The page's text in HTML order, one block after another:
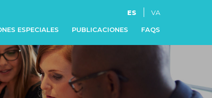
ES VA
ESPECIALES PUBLICACIONES FAQS